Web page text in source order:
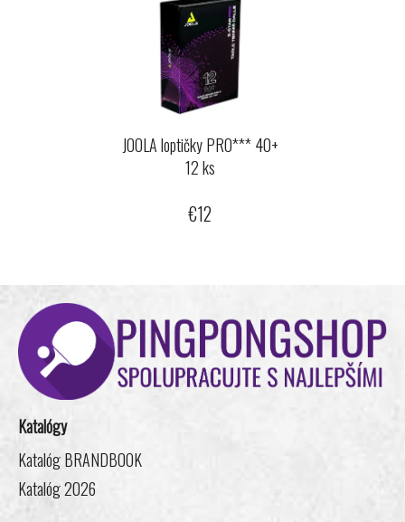
JOOLA loptičky PRO*** 40+
12 ks
€12
Z
Katalógy
Katalóg BRANDBOOK
Katalóg 2026